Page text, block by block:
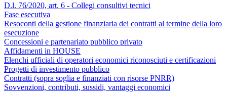
D.l. 76/2020, art. 6 - Collegi consultivi tecnici
Fase esecutiva
Resoconti della gestione finanziaria dei contratti al termine della loro
esecuzione
Concessioni e partenariato pubblico privato
Affidamenti in HOUSE
Elenchi ufficiali di operatori economici riconosciuti e certificazioni
Progetti di investimento pubblico
Contratti (sopra soglia e finanziati con risorse PNRR)
Sovvenzioni, contributi, sussidi, vantaggi economici